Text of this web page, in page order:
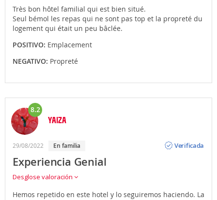
Très bon hôtel familial qui est bien situé.
Seul bémol les repas qui ne sont pas top et la propreté du
logement qui était un peu bâclée.
POSITIVO: Emplacement
NEGATIVO: Propreté
8.2
YAIZA
29/08/2022 en familia
Verificada
Experiencia Genial
Desglose valoración
Hemos repetido en este hotel y lo seguiremos haciendo. La